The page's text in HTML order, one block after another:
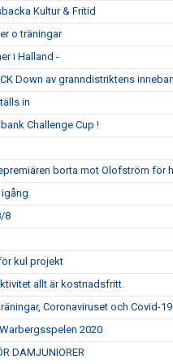
Kultur & Fritid
o träningar
i Halland -
Down av granndistriktens
in
Challenge Cup !
borta mot Olofström för
8
kul projekt
allt är kostnadsfritt.
Coronaviruset och Covid-19
2020
DAMJUNIORER